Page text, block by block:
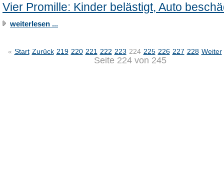
Vier Promille: Kinder belästigt, Auto
weiterlesen ...
« Start Zurück 219 220 221 222 223 224 225 226 227 228 Weiter
Seite 224 von 245